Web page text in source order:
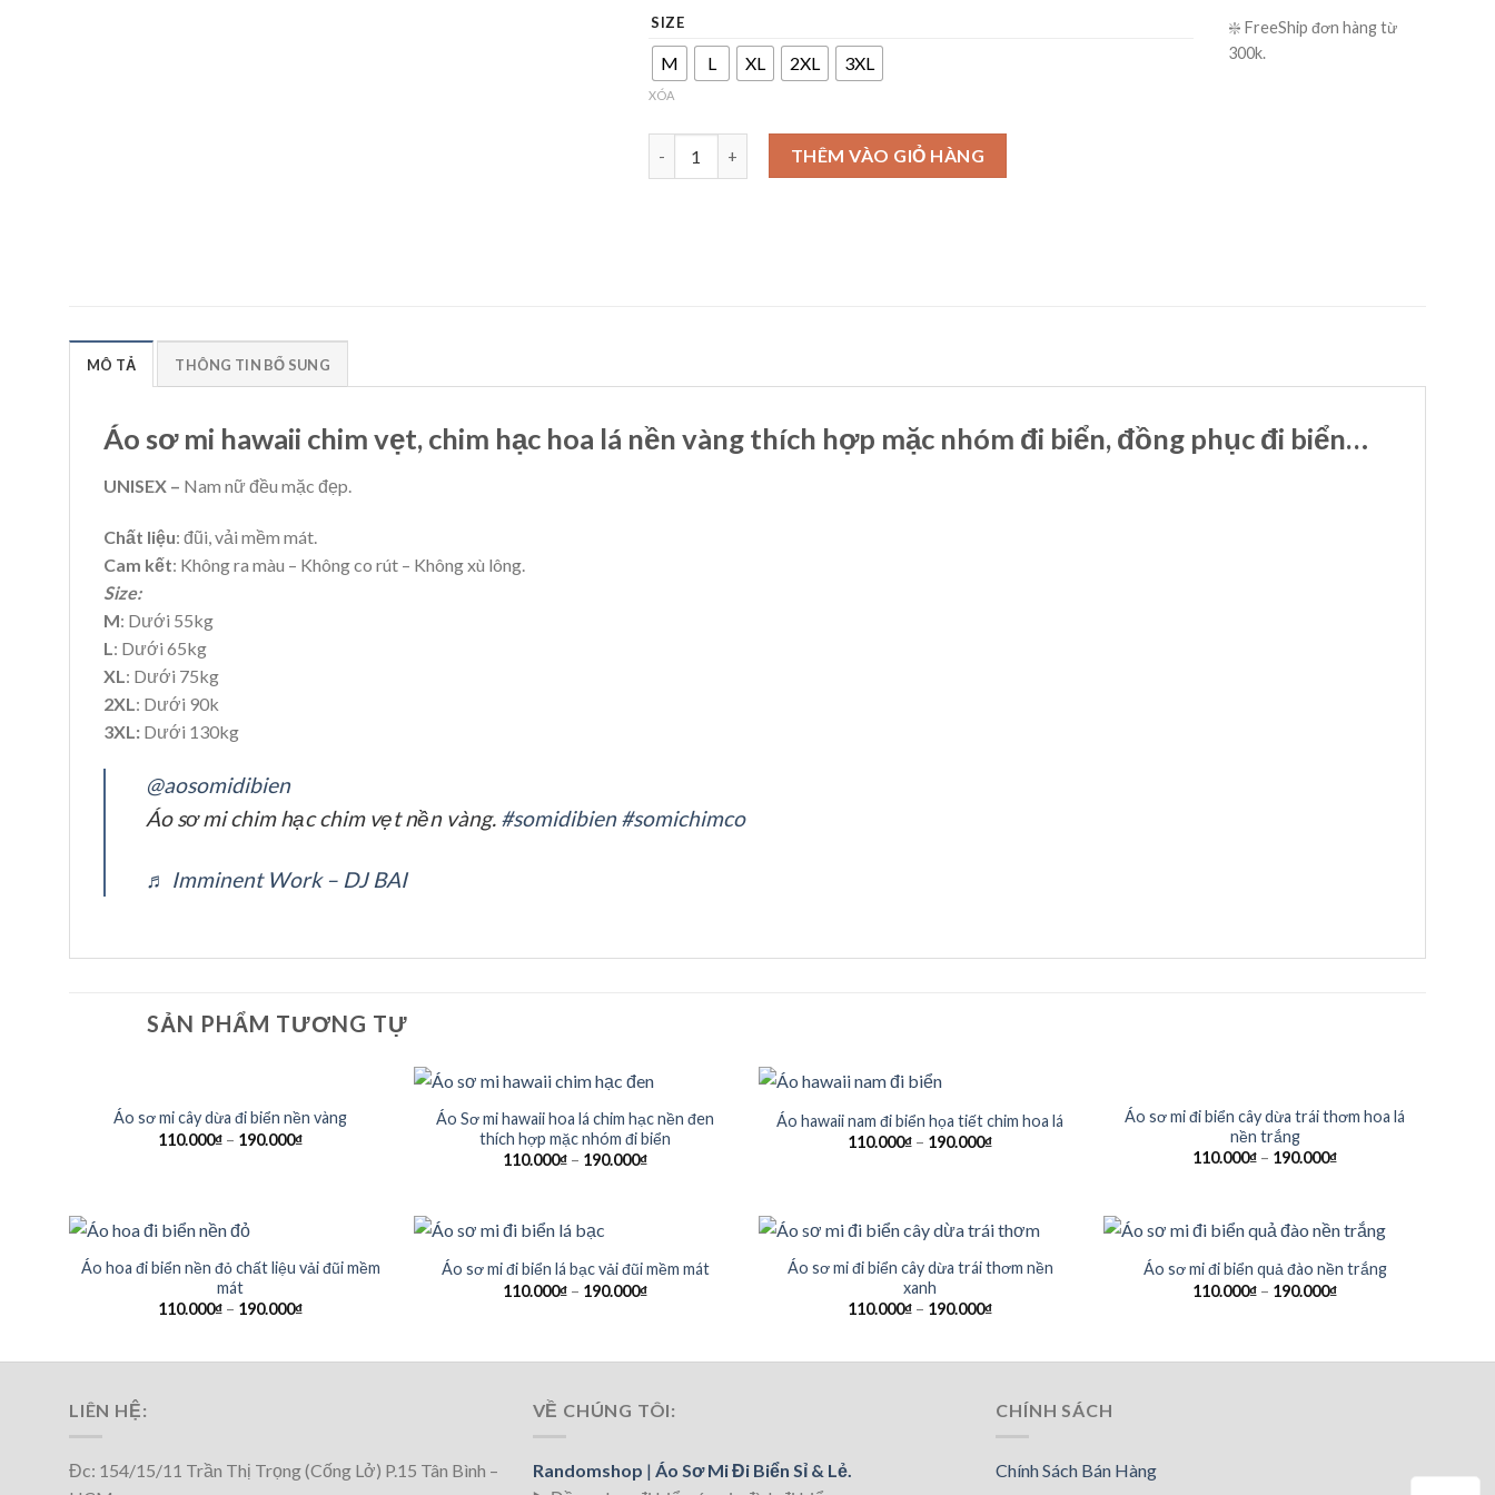
SIZE
M L XL 2XL 3XL
XÓA
Sơ mi hawaii chim vẹt hoa lá đi biển số lượng
THÊM VÀO GIỎ HÀNG
❇️ FreeShip đơn hàng từ
300k.
MÔ TẢ THÔNG TIN BỔ SUNG
Áo sơ mi hawaii chim vẹt, chim hạc hoa lá nền vàng thích hợp mặc nhóm đi biển, đồng phục đi biển…
UNISEX – Nam nữ đều mặc đẹp.
Chất liệu: đũi, vải mềm mát.
Cam kết: Không ra màu – Không co rút – Không xù lông.
Size:
M: Dưới 55kg
L: Dưới 65kg
XL: Dưới 75kg
2XL: Dưới 90k
3XL: Dưới 130kg
@aosomidibien
Áo sơ mi chim hạc chim vẹt nền vàng. #somidibien #somichimco
♬ Imminent Work – DJ BAI
SẢN PHẨM TƯƠNG TỰ
Áo sơ mi cây dừa đi biển nền vàng
110.000₫ – 190.000₫
Áo Sơ mi hawaii hoa lá chim hạc nền đen
thích hợp mặc nhóm đi biển
110.000₫ – 190.000₫
Áo hawaii nam đi biển họa tiết chim hoa lá
110.000₫ – 190.000₫
Áo sơ mi đi biển cây dừa trái thơm hoa lá
nền trắng
110.000₫ – 190.000₫
Áo hoa đi biển nền đỏ chất liệu vải đũi mềm
mát
110.000₫ – 190.000₫
Áo sơ mi đi biển lá bạc vải đũi mềm mát
110.000₫ – 190.000₫
Áo sơ mi đi biển cây dừa trái thơm nền
xanh
110.000₫ – 190.000₫
Áo sơ mi đi biển quả đào nền trắng
110.000₫ – 190.000₫
LIÊN HỆ:
Đc: 154/15/11 Trần Thị Trọng (Cống Lở) P.15 Tân Bình –
VỀ CHÚNG TÔI:
Randomshop | Áo Sơ Mi Đi Biển Sỉ & Lẻ.
CHÍNH SÁCH
Chính Sách Bán Hàng